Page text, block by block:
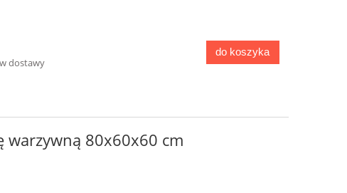
dostawy
do koszyka
warzywną 80x60x60 cm